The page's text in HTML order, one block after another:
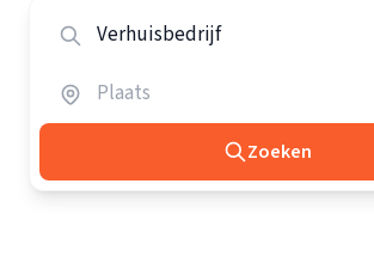
Zoeken